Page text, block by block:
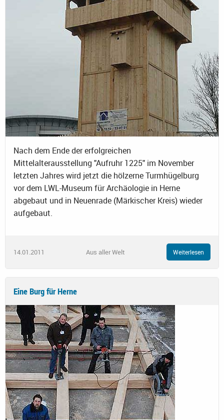
Nach dem Ende der erfolgreichen
Mittelalterausstellung "Aufruhr 1225" im November
letzten Jahres wird jetzt die hölzerne Turmhügelburg
vor dem LWL-Museum für Archäologie in Herne
abgebaut und in Neuenrade (Märkischer Kreis) wieder
aufgebaut.
14.01.2011 Aus aller Welt Weiterlesen
Eine Burg für Herne